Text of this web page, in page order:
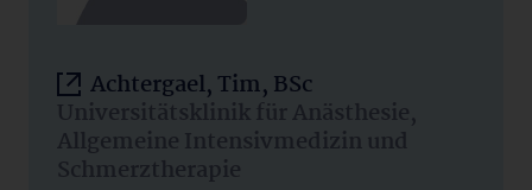
Achtergael, Tim, BSc
Universitätsklinik für Anästhesie,
Allgemeine Intensivmedizin und
Schmerztherapie